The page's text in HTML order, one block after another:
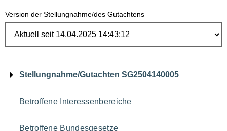
Version der Stellungnahme/des Gutachtens
Navigation
für
den
Stellungnahme/Gutachten SG2504140005
Betroffene Interessenbereiche
Betroffene Bundesgesetze